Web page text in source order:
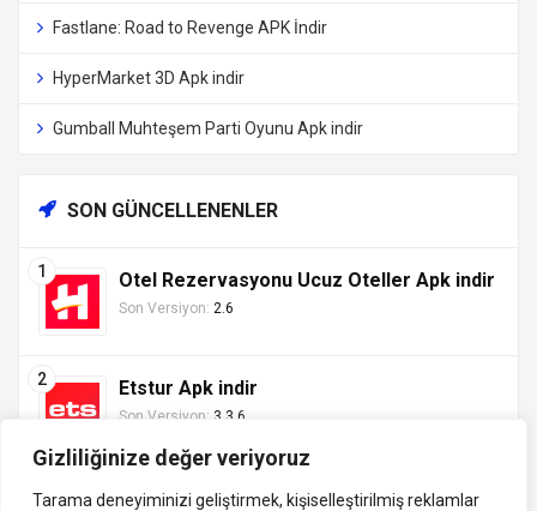
Gizliliğinize değer veriyoruz
Tarama deneyiminizi geliştirmek, kişiselleştirilmiş reklamlar
Fastlane: Road to Revenge APK İndir
HyperMarket 3D Apk indir
Gumball Muhteşem Parti Oyunu Apk indir
SON GÜNCELLENENLER
Otel Rezervasyonu Ucuz Oteller Apk indir
Son Versiyon: 2.6
Etstur Apk indir
Son Versiyon: 3.3.6